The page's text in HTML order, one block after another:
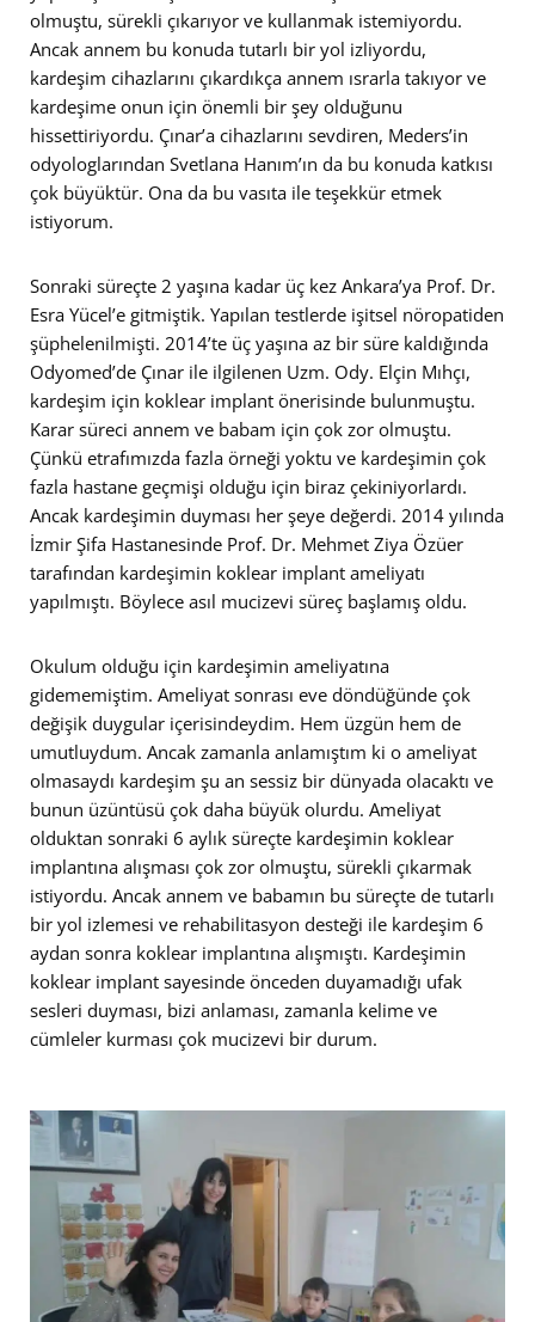
olmuştu, sürekli çıkarıyor ve kullanmak istemiyordu.
Ancak annem bu konuda tutarlı bir yol izliyordu,
kardeşim cihazlarını çıkardıkça annem ısrarla takıyor ve
kardeşime onun için önemli bir şey olduğunu
hissettiriyordu. Çınar’a cihazlarını sevdiren, Meders’in
odyologlarından Svetlana Hanım’ın da bu konuda katkısı
çok büyüktür. Ona da bu vasıta ile teşekkür etmek
istiyorum.
Sonraki süreçte 2 yaşına kadar üç kez Ankara’ya Prof. Dr.
Esra Yücel’e gitmiştik. Yapılan testlerde işitsel nöropatiden
şüphelenilmişti. 2014’te üç yaşına az bir süre kaldığında
Odyomed’de Çınar ile ilgilenen Uzm. Ody. Elçin Mıhçı,
kardeşim için koklear implant önerisinde bulunmuştu.
Karar süreci annem ve babam için çok zor olmuştu.
Çünkü etrafımızda fazla örneği yoktu ve kardeşimin çok
fazla hastane geçmişi olduğu için biraz çekiniyorlardı.
Ancak kardeşimin duyması her şeye değerdi. 2014 yılında
İzmir Şifa Hastanesinde Prof. Dr. Mehmet Ziya Özüer
tarafından kardeşimin koklear implant ameliyatı
yapılmıştı. Böylece asıl mucizevi süreç başlamış oldu.
Okulum olduğu için kardeşimin ameliyatına
gidememiştim. Ameliyat sonrası eve döndüğünde çok
değişik duygular içerisindeydim. Hem üzgün hem de
umutluydum. Ancak zamanla anlamıştım ki o ameliyat
olmasaydı kardeşim şu an sessiz bir dünyada olacaktı ve
bunun üzüntüsü çok daha büyük olurdu. Ameliyat
olduktan sonraki 6 aylık süreçte kardeşimin koklear
implantına alışması çok zor olmuştu, sürekli çıkarmak
istiyordu. Ancak annem ve babamın bu süreçte de tutarlı
bir yol izlemesi ve rehabilitasyon desteği ile kardeşim 6
aydan sonra koklear implantına alışmıştı. Kardeşimin
koklear implant sayesinde önceden duyamadığı ufak
sesleri duyması, bizi anlaması, zamanla kelime ve
cümleler kurması çok mucizevi bir durum.